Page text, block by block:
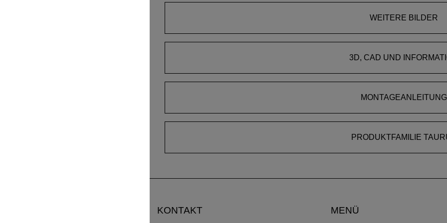
WEITERE BILDER
3D, CAD UND
MONTAGEANLEITUNG
PRODUKTFAMILIE
KONTAKT MENÜ